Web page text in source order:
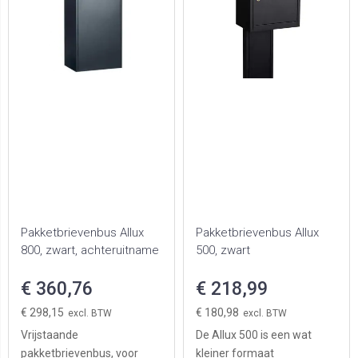
Pakketbrievenbus Allux
800, zwart, achteruitname
€ 360,76
€ 298,15
Vrijstaande
pakketbrievenbus, voor
Pakketbrievenbus Allux
500, zwart
€ 218,99
€ 180,98
De Allux 500 is een wat
kleiner formaat